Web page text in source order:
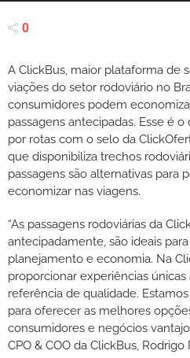
0
A ClickBus, maior plataforma de
viações do setor rodoviário no
consumidores podem
passagens antecipadas. Esse é
por rotas com o selo da
que disponibiliza trechos
passagens são alternativas para
economizar nas viagens.
“As passagens rodoviárias da
antecipadamente, são ideais
planejamento e economia. Na
proporcionar experiências únicas
referência de qualidade.
para oferecer as melhores
consumidores e negócios
CPO & COO da ClickBus, Rodrigo